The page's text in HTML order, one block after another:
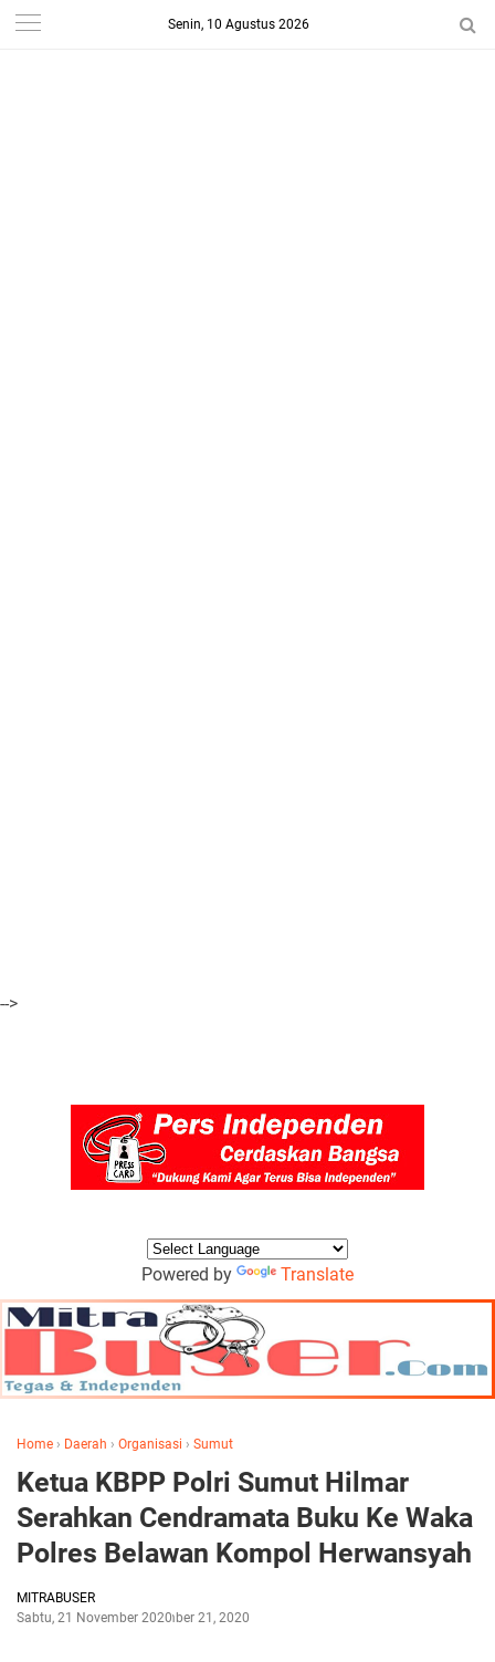
-->
Senin, 10 Agustus 2026
Powered by Translate
Home › Daerah › Organisasi › Sumut
Ketua KBPP Polri Sumut Hilmar
Serahkan Cendramata Buku Ke Waka
Polres Belawan Kompol Herwansyah
MITRABUSER
Sabtu, 21 November 2020November 21, 2020